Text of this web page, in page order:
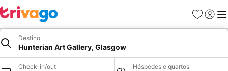
Favoritos
Iniciar
Destino
Hunterian Art Gallery, Glasgow
Check-in/out Hóspedes e quartos